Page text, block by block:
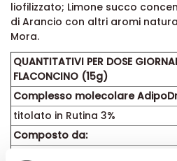
liofilizzato; Limone succo
di Arancio con altri aromi
Mora.
QUANTITATIVI PER DOSE
FLACONCINO (15g)
Complesso molecolare
titolato in Rutina 3%
Composto da: